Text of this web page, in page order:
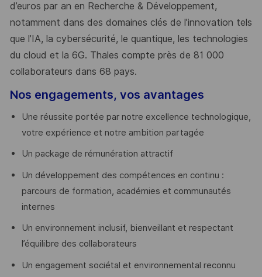
d’euros par an en Recherche & Développement,
notamment dans des domaines clés de l’innovation tels
que l’IA, la cybersécurité, le quantique, les technologies
du cloud et la 6G. Thales compte près de 81 000
collaborateurs dans 68 pays.
Nos engagements, vos avantages
Une réussite portée par notre excellence technologique,
votre expérience et notre ambition partagée
Un package de rémunération attractif
Un développement des compétences en continu :
parcours de formation, académies et communautés
internes
Un environnement inclusif, bienveillant et respectant
l’équilibre des collaborateurs
Un engagement sociétal et environnemental reconnu